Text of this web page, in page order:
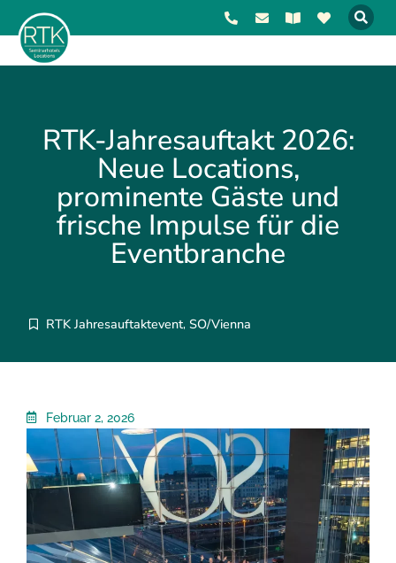
RTK-Jahresauftakt 2026:
Neue Locations,
prominente Gäste und
frische Impulse für die
Eventbranche
RTK Jahresauftaktevent, SO/Vienna
Februar 2, 2026